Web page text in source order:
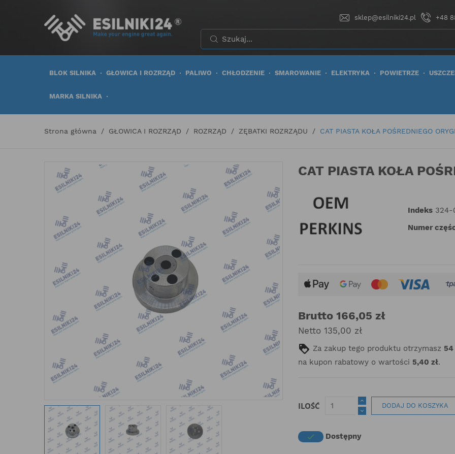
sklep@esilniki24.pl +48
BLOK SILNIKA GŁOWICA I ROZRZĄD PALIWO CHŁODZENIE SMAROWANIE ELEKTRYKA POWIETRZE
MARKA SILNIKA
Strona główna GŁOWICA I ROZRZĄD ROZRZĄD ZĘBATKI ROZRZĄDU CAT PIASTA KOŁA POŚREDNIEGO
CAT PIASTA KOŁA
Indeks 324-
Numer
Brutto 166,05 zł
Netto 135,00 zł
Za zakup tego produktu otrzymasz 54
na kupon rabatowy o wartości 5,40 zł.
ILOŚĆ DODAJ DO KOSZYKA
 Dostępny